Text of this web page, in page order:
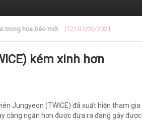
đây (T2) 07/05/2021
kém xinh hơn
Jungyeon (TWICE) đã xuất hiện tham gia
càng ngắn hơn được đưa ra đang gây được